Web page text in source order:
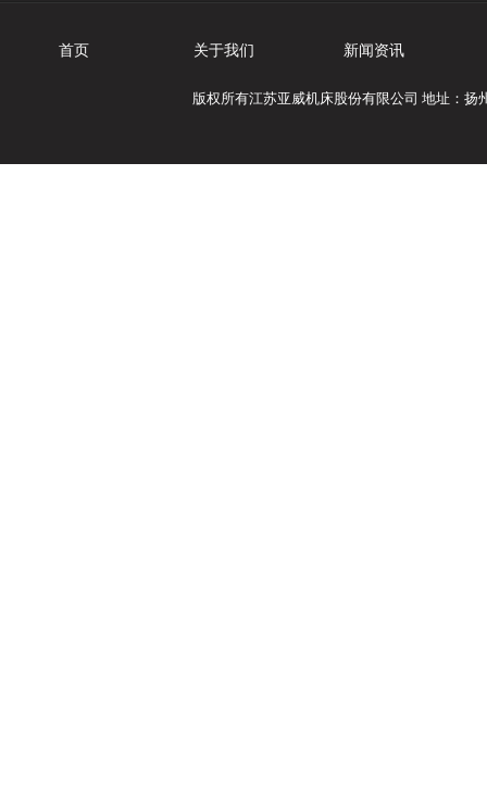
首页 关于我们 新闻资讯
版权所有江苏亚威机床股份有限公司 地址：